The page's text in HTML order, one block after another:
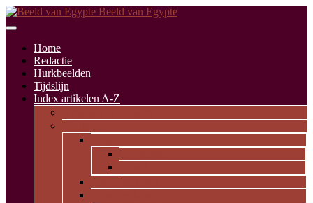
Beeld van Egypte
Home
Redactie
Hurkbeelden
Tijdslijn
Index artikelen A-Z